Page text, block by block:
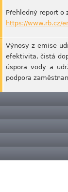
Přehledný report o
https://www.rb.cz/
Výnosy z emise
efektivita, čistá
úspora vody a
podpora